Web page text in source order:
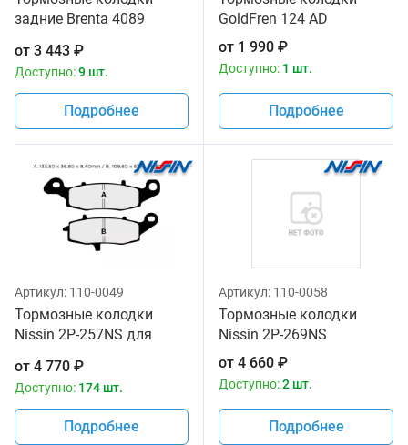
задние Brenta 4089
от 3 443 ₽
Доступно:9 шт.
Подробнее
GoldFren 124 AD
от 1 990 ₽
Доступно: 1 шт.
Подробнее
Артикул: 110-0049
Тормозные колодки
Nissin 2P-257NS для
от 4 770 ₽
Доступно: 174 шт.
Подробнее
Артикул: 110-0058
Тормозные колодки
Nissin 2P-269NS
от 4 660 ₽
Доступно:2 шт.
Подробнее